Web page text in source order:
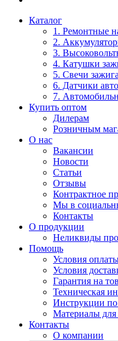
Каталог
1. Ремонтные
2.
3.
4. Катушки
5. Свечи
6. Датчики
7.
Купить оптом
Дилерам
Розничным
О нас
Вакансии
Новости
Статьи
Отзывы
Контрактное
Мы в
Контакты
О продукции
Неликвиды
Помощь
Условия
Условия
Гарантия на
Техническая
Инструкции по
Материалы для
Контакты
О компании